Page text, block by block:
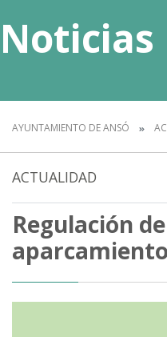
Noticias
AYUNTAMIENTO DE ANSÓ
ACTUALIDAD
Regulación